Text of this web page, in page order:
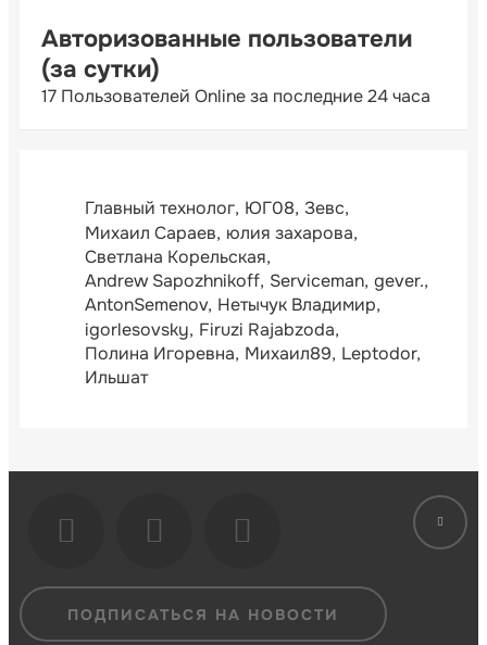
Авторизованные пользователи
(за сутки)
17 Пользователей Online за последние 24 часа
Главный технолог ЮГ08 Зевс
Михаил Сараев юлия захарова
Светлана Корельская
Andrew Sapozhnikoff Serviceman gever.
AntonSemenov Нетычук Владимир
igorlesovsky Firuzi Rajabzoda
Полина Игоревна Михаил89 Leptodor
Ильшат
ПОДПИСАТЬСЯ НА НОВОСТИ